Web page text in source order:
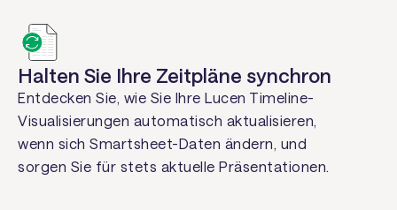
Halten Sie Ihre Zeitpläne synchron
Entdecken Sie, wie Sie Ihre Lucen Timeline-
Visualisierungen automatisch aktualisieren,
wenn sich Smartsheet-Daten ändern, und
sorgen Sie für stets aktuelle Präsentationen.